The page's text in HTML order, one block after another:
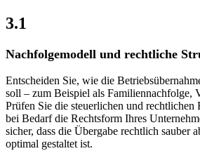
3.1
Nachfolgemodell und rechtliche
Entscheiden Sie, wie die
soll – zum Beispiel als Familiennachfolge,
Prüfen Sie die steuerlichen und rechtlichen
bei Bedarf die Rechtsform Ihres
sicher, dass die Übergabe rechtlich sauber
optimal gestaltet ist.